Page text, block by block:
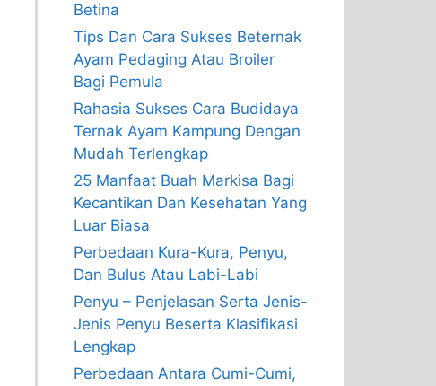
Betina
Tips Dan Cara Sukses Beternak
Ayam Pedaging Atau Broiler
Bagi Pemula
Rahasia Sukses Cara Budidaya
Ternak Ayam Kampung Dengan
Mudah Terlengkap
25 Manfaat Buah Markisa Bagi
Kecantikan Dan Kesehatan Yang
Luar Biasa
Perbedaan Kura-Kura, Penyu,
Dan Bulus Atau Labi-Labi
Penyu – Penjelasan Serta Jenis-
Jenis Penyu Beserta Klasifikasi
Lengkap
Perbedaan Antara Cumi-Cumi,